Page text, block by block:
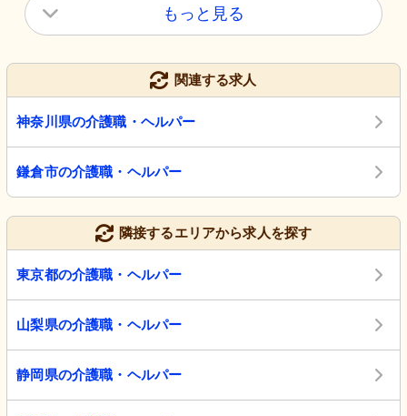
もっと見る
関連する求人
神奈川県の介護職・ヘルパー
鎌倉市の介護職・ヘルパー
隣接するエリアから求人を探す
東京都の介護職・ヘルパー
山梨県の介護職・ヘルパー
静岡県の介護職・ヘルパー